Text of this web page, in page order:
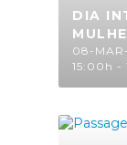
DIA
08-
15:00h -